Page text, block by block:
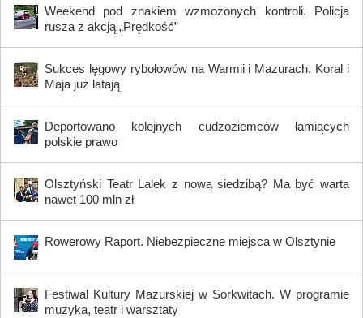
Weekend pod znakiem wzmożonych kontroli. Policja
rusza z akcją „Prędkość”
Sukces lęgowy rybołowów na Warmii i Mazurach. Koral i
Maja już latają
Deportowano kolejnych cudzoziemców łamiących
polskie prawo
Olsztyński Teatr Lalek z nową siedzibą? Ma być warta
nawet 100 mln zł
Rowerowy Raport. Niebezpieczne miejsca w Olsztynie
Festiwal Kultury Mazurskiej w Sorkwitach. W programie
muzyka, teatr i warsztaty